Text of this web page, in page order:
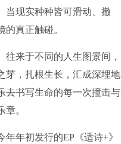
当现实种种皆可滑动、撤
真正触碰。
来于不同的人生图景间，
芽，扎根生长，汇成深埋地
去书写生命的每一次撞击与
。
年初发行的EP《适诗+》